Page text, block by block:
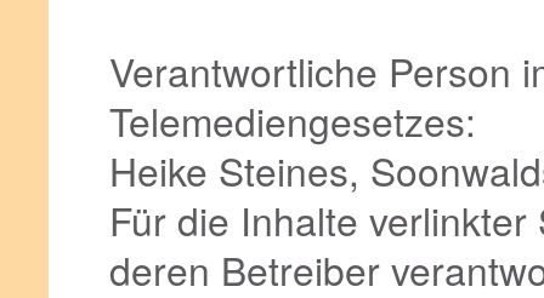
Verantwortliche Person
Telemediengesetzes:
Heike Steines,
Für die Inhalte
deren Betreiber